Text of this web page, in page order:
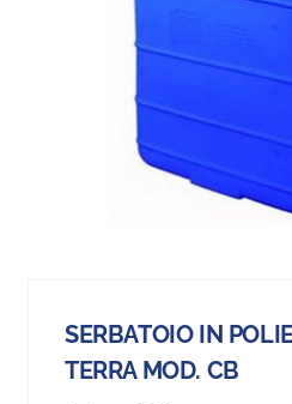
SERBATOIO IN
TERRA MOD. CB